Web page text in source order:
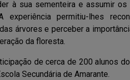
à sua sementeira e assumir
experiência permitiu-lhes
árvores e perceber a
da floresta.
de cerca de 200 alunos
Secundária de Amarante.